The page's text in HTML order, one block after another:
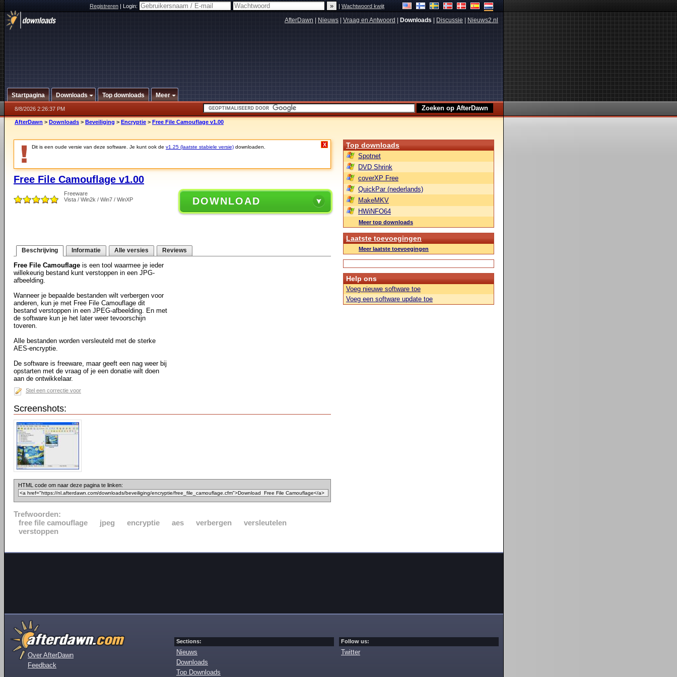
Registreren|Login: |Wachtwoord kwijt
AfterDawn Nieuws Vraag en Antwoord Downloads Discussie Nieuws2.nl
Startpagina Downloads Top downloads Meer
8/8/2026 2:26:37 PM
AfterDawn > Downloads > Beveiliging > Encryptie > Free File Camouflage v1.00
Dit is een oude versie van deze software. Je kunt ook de v1.25 (laatste stabiele versie) downloaden. X
Free File Camouflage v1.00
Freeware
Vista / Win2k / Win7 / WinXP
DOWNLOAD
Beschrijving Informatie Alle versies Reviews
Free File Camouflage is een tool waarmee je ieder
willekeurig bestand kunt verstoppen in een JPG-
afbeelding.
Wanneer je bepaalde bestanden wilt verbergen voor
anderen, kun je met Free File Camouflage dit
bestand verstoppen in een JPEG-afbeelding. En met
de software kun je het later weer tevoorschijn
toveren.
Alle bestanden worden versleuteld met de sterke
AES-encryptie.
De software is freeware, maar geeft een nag weer bij
opstarten met de vraag of je een donatie wilt doen
aan de ontwikkelaar.
Stel een correctie voor
Screenshots:
HTML code om naar deze pagina te linken:
Trefwoorden:
free file camouflage
jpeg encryptie aes verbergen
versleutelen
verstoppen
Top downloads
Spotnet
DVD Shrink
coverXP Free
QuickPar (nederlands)
MakeMKV
HWiNFO64
Meer top downloads
Laatste toevoegingen
Meer laatste toevoegingen
Help ons
Voeg nieuwe software toe
Voeg een software update toe
Over AfterDawn
Feedback
Sections:
Nieuws
Downloads
Top Downloads
Follow us:
Twitter